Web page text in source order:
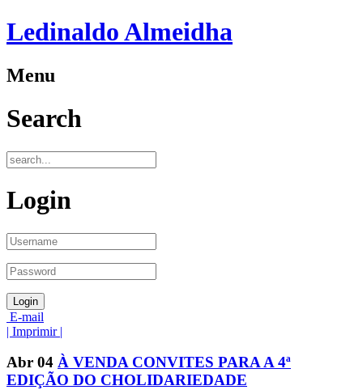
Ledinaldo Almeidha
Menu
Search
Login
E-mail
| Imprimir |
Abr 04 À VENDA CONVITES PARA A 4ª
EDIÇÃO DO CHOLIDARIEDADE